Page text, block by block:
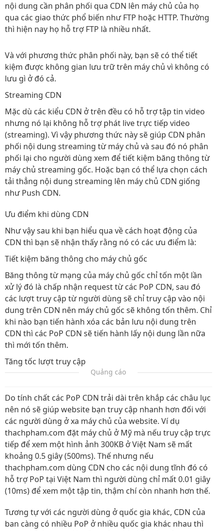
nội dung cần phân phối qua CDN lên máy chủ của họ
qua các giao thức phổ biến như FTP hoặc HTTP. Thường
thì hiện nay họ hỗ trợ FTP là nhiều nhất.
Và với phương thức phân phối này, bạn sẽ có thể tiết
kiệm được không gian lưu trữ trên máy chủ vì không có
lưu gì ở đó cả.
Streaming CDN
Mặc dù các kiểu CDN ở trên đều có hỗ trợ tập tin video
nhưng nó lại không hỗ trợ phát live trực tiếp video
(streaming). Vì vậy phương thức này sẽ giúp CDN phân
phối nội dung streaming từ máy chủ và sau đó nó phân
phối lại cho người dùng xem để tiết kiệm băng thông từ
máy chủ streaming gốc. Hoặc bạn có thể lựa chọn cách
tải thẳng nội dung streaming lên máy chủ CDN giống
như Push CDN.
Ưu điểm khi dùng CDN
Như vậy sau khi bạn hiểu qua về cách hoạt động của
CDN thì bạn sẽ nhận thấy rằng nó có các ưu điểm là:
Tiết kiệm băng thông cho máy chủ gốc
Băng thông từ mạng của máy chủ gốc chỉ tốn một lần
xử lý đó là chấp nhận request từ các PoP CDN, sau đó
các lượt truy cập từ người dùng sẽ chỉ truy cập vào nội
dung trên CDN nên máy chủ gốc sẽ không tốn thêm. Chỉ
khi nào bạn tiến hành xóa các bản lưu nội dung trên
CDN thì các PoP CDN sẽ tiến hành lấy nội dung lần nữa
thì mới tốn thêm.
Tăng tốc lượt truy cập
Quảng cáo
Do tính chất các PoP CDN trải dài trên khắp các châu lục
nên nó sẽ giúp website bạn truy cập nhanh hơn đối với
các người dùng ở xa máy chủ của website. Ví dụ
thachpham.com đặt máy chủ ở Mỹ mà nếu truy cập trực
tiếp để xem một hình ảnh 300KB ở Việt Nam sẽ mất
khoảng 0.5 giây (500ms). Thế nhưng nếu
thachpham.com dùng CDN cho các nội dung tĩnh đó có
hỗ trợ PoP tại Việt Nam thì người dùng chỉ mất 0.01 giây
(10ms) để xem một tập tin, thậm chí còn nhanh hơn thế.
Tương tự với các người dùng ở quốc gia khác, CDN của
ban càng có nhiều PoP ở nhiều quốc gia khác nhau thì